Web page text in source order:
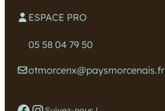
ESPACE PRO
05 58 04 79 50
otmorcenx@paysmorcenais.fr